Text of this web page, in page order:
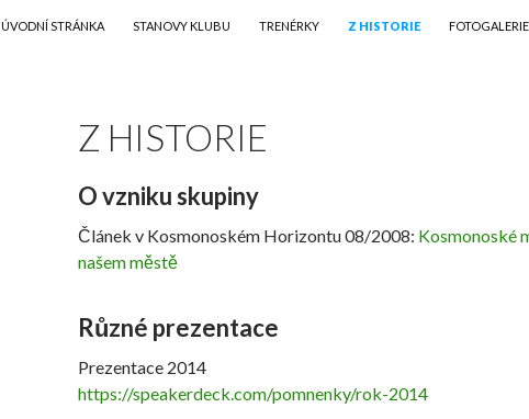
ÚVODNÍ STRÁNKA
STANOVY KLUBU TRENÉRKY Z HISTORIE FOTOGALERIE
Z HISTORIE
O vzniku skupiny
Článek v Kosmonoském Horizontu 08/2008: Kosmonoské
našem městě
Různé prezentace
Prezentace 2014
https://speakerdeck.com/pomnenky/rok-2014